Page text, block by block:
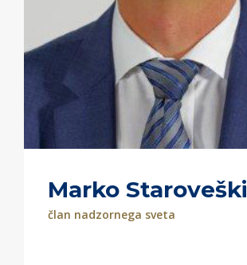
Marko Staroveški
član nadzornega sveta